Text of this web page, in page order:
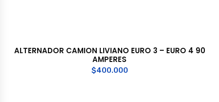
ALTERNADOR CAMION LIVIANO EURO 3 – EURO 4 90
AMPERES
$400.000